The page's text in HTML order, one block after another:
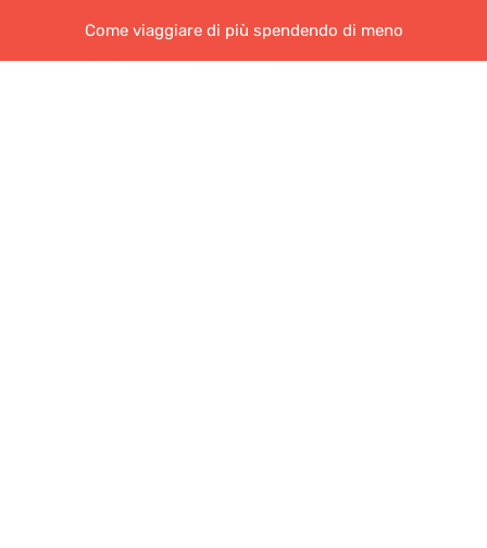
Come viaggiare di più spendendo di meno